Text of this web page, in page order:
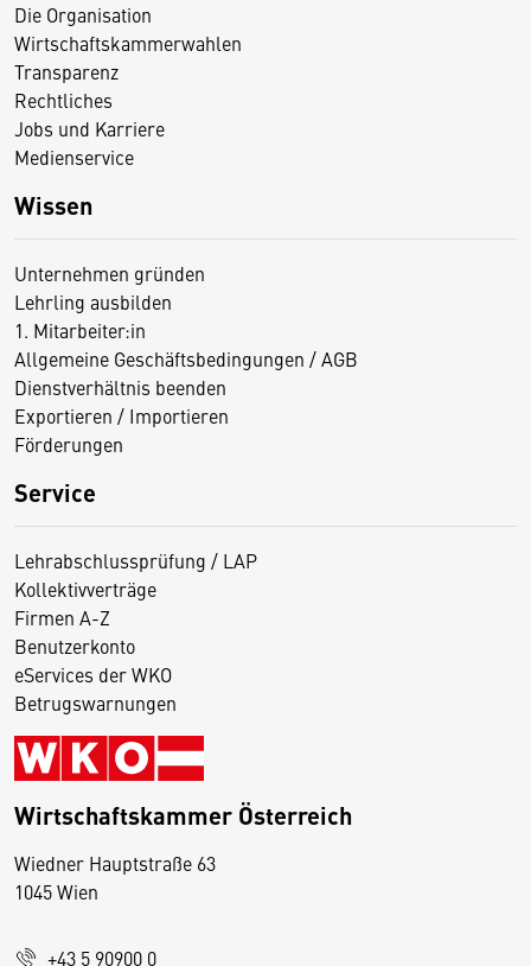
Die Organisation
Wirtschaftskammerwahlen
Transparenz
Rechtliches
Jobs und Karriere
Medienservice
Wissen
Unternehmen gründen
Lehrling ausbilden
1. Mitarbeiter:in
Allgemeine Geschäftsbedingungen / AGB
Dienstverhältnis beenden
Exportieren / Importieren
Förderungen
Service
Lehrabschlussprüfung / LAP
Kollektivverträge
Firmen A-Z
Benutzerkonto
eServices der WKO
Betrugswarnungen
Wirtschaftskammer Österreich
Wiedner Hauptstraße 63
1045 Wien
+43 5 90900 0
D